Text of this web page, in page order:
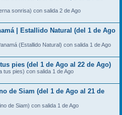
sonrisa) con salida 2 de Ago
| Estallido Natural (del 1 de Ago
(Estallido Natural) con salida 1 de Ago
pies (del 1 de Ago al 22 de Ago)
tus pies) con salida 1 de Ago
de Siam (del 1 de Ago al 21 de
de Siam) con salida 1 de Ago